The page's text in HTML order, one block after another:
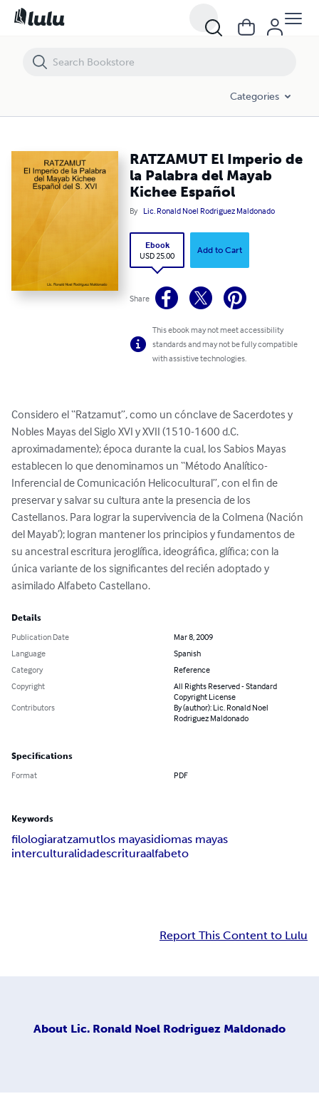
Categories
RATZAMUT El Imperio de
la Palabra del Mayab
Kichee Español
By Lic. Ronald Noel Rodriguez Maldonado
Ebook
USD 25.00
Add to Cart
Share
This ebook may not meet accessibility
standards and may not be fully compatible
with assistive technologies.
Considero el “Ratzamut”, como un cónclave de Sacerdotes y
Nobles Mayas del Siglo XVI y XVII (1510-1600 d.C.
aproximadamente); época durante la cual, los Sabios Mayas
establecen lo que denominamos un “Método Analítico-
Inferencial de Comunicación Helicocultural”, con el fin de
preservar y salvar su cultura ante la presencia de los
Castellanos. Para lograr la supervivencia de la Colmena (Nación
del Mayab’); logran mantener los principios y fundamentos de
su ancestral escritura jeroglífica, ideográfica, glífica; con la
única variante de los significantes del recién adoptado y
asimilado Alfabeto Castellano.
Details
Publication Date
Mar 8, 2009
Language
Spanish
Category
Reference
Copyright
All Rights Reserved - Standard
Copyright License
Contributors
By (author): Lic. Ronald Noel
Rodriguez Maldonado
Specifications
Format PDF
Keywords
filologiaratzamutlos mayasidiomas mayas
interculturalidadescrituraalfabeto
Report This Content to Lulu
About Lic. Ronald Noel Rodriguez Maldonado
RATZAMUT El Imperio de la Palabra del Mayab Kichee Español